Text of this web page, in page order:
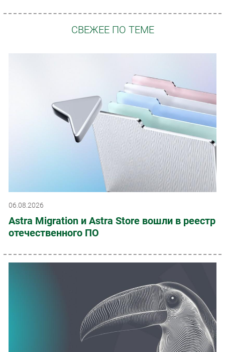
СВЕЖЕЕ ПО ТЕМЕ
06.08.2026
Astra Migration и Astra Store вошли в реестр
отечественного ПО